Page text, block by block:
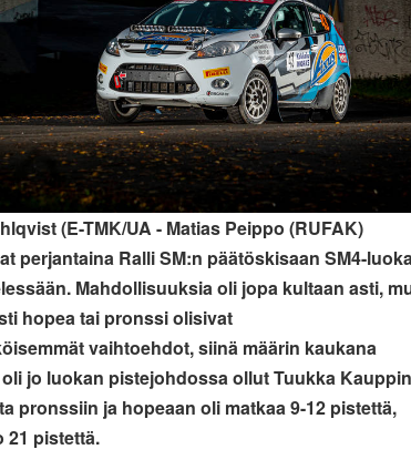
(E-TMK/UA - Matias Peippo (RUFAK)
perjantaina Ralli SM:n päätöskisaan SM4-
Mahdollisuuksia oli jopa kultaan asti,
hopea tai pronssi olisivat
vaihtoehdot, siinä määrin kaukana
jo luokan pistejohdossa ollut Tuukka
pronssiin ja hopeaan oli matkaa 9-12 pistettä,
21 pistettä.